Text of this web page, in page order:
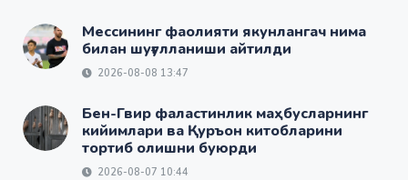
Мессининг фаолияти якунлангач нима
билан шуғулланиши айтилди
2026-08-08 13:47
Бен-Гвир фаластинлик маҳбусларнинг
кийимлари ва Қуръон китобларини
тортиб олишни буюрди
2026-08-07 10:44